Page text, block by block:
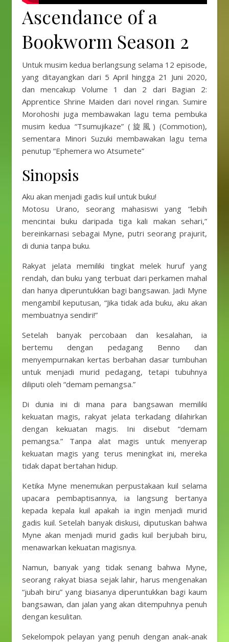
Ascendance of a
Bookworm Season 2
Untuk musim kedua berlangsung selama 12 episode,
yang ditayangkan dari 5 April hingga 21 Juni 2020,
dan mencakup Volume 1 dan 2 dari Bagian 2:
Apprentice Shrine Maiden dari novel ringan. Sumire
Morohoshi juga membawakan lagu tema pembuka
musim kedua “Tsumujikaze” (旋風) (Commotion),
sementara Minori Suzuki membawakan lagu tema
penutup “Ephemera wo Atsumete”
Sinopsis
Aku akan menjadi gadis kuil untuk buku!
Motosu Urano, seorang mahasiswi yang “lebih
mencintai buku daripada tiga kali makan sehari,”
bereinkarnasi sebagai Myne, putri seorang prajurit,
di dunia tanpa buku.
Rakyat jelata memiliki tingkat melek huruf yang
rendah, dan buku yang terbuat dari perkamen mahal
dan hanya diperuntukkan bagi bangsawan. Jadi Myne
mengambil keputusan, “Jika tidak ada buku, aku akan
membuatnya sendiri!”
Setelah banyak percobaan dan kesalahan, ia
bertemu dengan pedagang Benno dan
menyempurnakan kertas berbahan dasar tumbuhan
untuk menjadi murid pedagang, tetapi tubuhnya
diliputi oleh “demam pemangsa.”
Di dunia ini di mana para bangsawan memiliki
kekuatan magis, rakyat jelata terkadang dilahirkan
dengan kekuatan magis. Ini disebut “demam
pemangsa.” Tanpa alat magis untuk menyerap
kekuatan magis yang terus meningkat ini, mereka
tidak dapat bertahan hidup.
Ketika Myne menemukan perpustakaan kuil selama
upacara pembaptisannya, ia langsung bertanya
kepada kepala kuil apakah ia ingin menjadi murid
gadis kuil. Setelah banyak diskusi, diputuskan bahwa
Myne akan menjadi murid gadis kuil berjubah biru,
menawarkan kekuatan magisnya.
Namun, banyak yang tidak senang bahwa Myne,
seorang rakyat biasa sejak lahir, harus mengenakan
“jubah biru” yang biasanya diperuntukkan bagi kaum
bangsawan, dan jalan yang akan ditempuhnya penuh
dengan kesulitan.
Sekelompok pelayan yang penuh dengan anak-anak